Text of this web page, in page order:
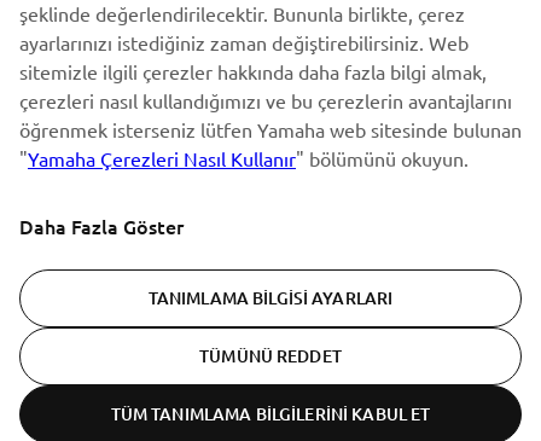
ABONE OL
Gizlilik Politikamızı okuyarak kişisel verilerinizi nasıl işlediğimizi
öğrenebilirsiniz:
Gizlilik Politikası
© Copyright - 2026 Yamaha Motor Europe N.V. - All Rights
Reserved
Gizlilik beyanı
şeklinde değerlendirilecektir. Bununla birlikte, çerez
ayarlarınızı istediğiniz zaman değiştirebilirsiniz. Web
sitemizle ilgili çerezler hakkında daha fazla bilgi almak,
çerezleri nasıl kullandığımızı ve bu çerezlerin avantajlarını
öğrenmek isterseniz lütfen Yamaha web sitesinde bulunan
"Yamaha Çerezleri Nasıl Kullanır" bölümünü okuyun.
Daha Fazla Göster
TANIMLAMA BILGISI AYARLARI
TÜMÜNÜ REDDET
TÜM TANIMLAMA BILGILERINI KABUL ET